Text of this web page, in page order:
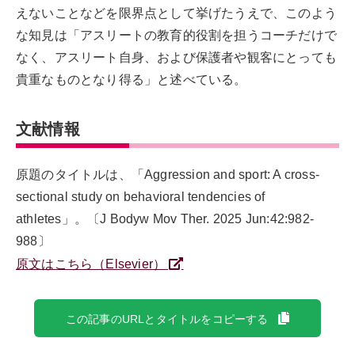
えないことなどを限界点として挙げたうえで、このよう
な知見は「アスリートの教育的役割を担うコーチだけで
なく、アスリート自身、および保護者や観客にとっても
貴重なものとなり得る」と述べている。
文献情報
原題のタイトルは、「Aggression and sport: A cross-
sectional study on behavioral tendencies of
athletes」。〔J Bodyw Mov Ther. 2025 Jun:42:982-
988〕
原文はこちら（Elsevier）
この記事のURLとタイトルをコピーする